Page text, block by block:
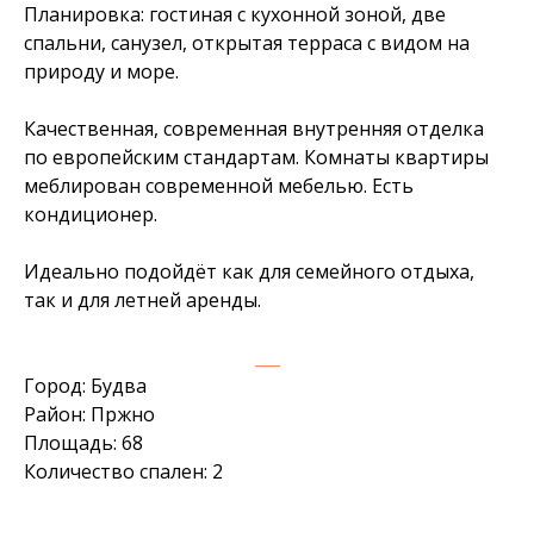
Планировка: гостиная с кухонной зоной, две
спальни, санузел, открытая терраса с видом на
природу и море.
Качественная, современная внутренняя отделка
по европейским стандартам. Комнаты квартиры
меблирован современной мебелью. Есть
кондиционер.
Идеально подойдёт как для семейного отдыха,
так и для летней аренды.
Город: Будва
Район: Пржно
Площадь: 68
Количество спален: 2